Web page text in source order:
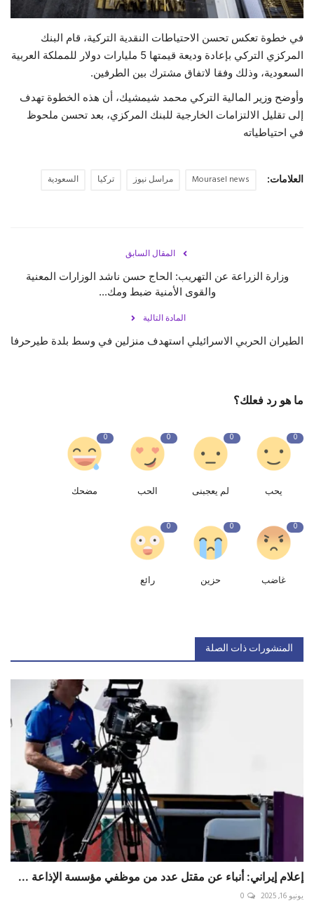
حياة
في خطوة تعكس تحسن الاحتياطات النقدية التركية، قام البنك
المركزي التركي بإعادة وديعة قيمتها 5 مليارات دولار للمملكة العربية
السعودية، وذلك وفقا لاتفاق مشترك بين الطرفين.
وأوضح وزير المالية التركي محمد شيمشيك، أن هذه الخطوة تهدف
إلى تقليل الالتزامات الخارجية للبنك المركزي، بعد تحسن ملحوظ
في احتياطياته
العلامات: Mourasel news مراسل نيوز تركيا السعودية
المقال السابق
وزارة الزراعة عن التهريب: الحاج حسن ناشد الوزارات المعنية
والقوى الأمنية ضبط ومك...
المادة التالية
الطيران الحربي الاسرائيلي استهدف منزلين في وسط بلدة طيرحرفا
ما هو رد فعلك؟
0
يحب
0
لم يعجبنى
0
الحب
0
مضحك
0
غاضب
0
حزين
0
رائع
المنشورات ذات الصلة
إعلام إيراني: أنباء عن مقتل عدد من موظفي مؤسسة الإذاعة ...
يونيو 16, 2025 0